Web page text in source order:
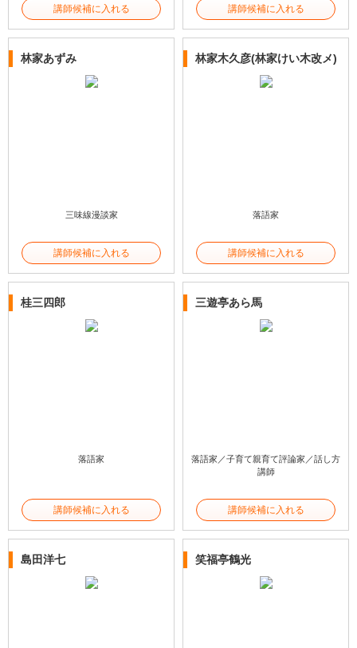
講師候補に入れる 講師候補に入れる
林家あずみ
三味線漫談家
講師候補に入れる
林家木久彦(林家けい木改メ)
落語家
講師候補に入れる
桂三四郎
落語家
講師候補に入れる
三遊亭あら馬
落語家／子育て親育て評論家／話し方
講師
講師候補に入れる
島田洋七 笑福亭鶴光